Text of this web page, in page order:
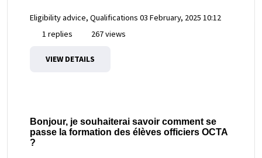
Eligibility advice, Qualifications 03 February, 2025 10:12
1 replies
267 views
VIEW DETAILS
Bonjour, je souhaiterai savoir comment se
passe la formation des élèves officiers OCTA
?